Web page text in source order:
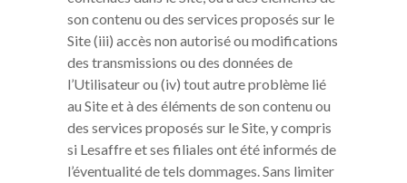
son contenu ou des services proposés sur le
Site (iii) accès non autorisé ou modifications
des transmissions ou des données de
l’Utilisateur ou (iv) tout autre problème lié
au Site et à des éléments de son contenu ou
des services proposés sur le Site, y compris
si Lesaffre et ses filiales ont été informés de
l’éventualité de tels dommages. Sans limiter